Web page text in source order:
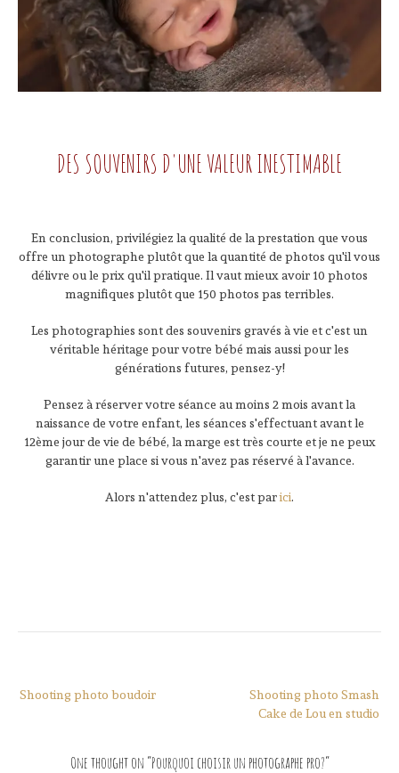
DES SOUVENIRS D'UNE VALEUR INESTIMABLE
En conclusion, privilégiez la qualité de la prestation que vous
offre un photographe plutôt que la quantité de photos qu'il vous
délivre ou le prix qu'il pratique. Il vaut mieux avoir 10 photos
magnifiques plutôt que 150 photos pas terribles.
Les photographies sont des souvenirs gravés à vie et c'est un
véritable héritage pour votre bébé mais aussi pour les
générations futures, pensez-y!
Pensez à réserver votre séance au moins 2 mois avant la
naissance de votre enfant, les séances s'effectuant avant le
12ème jour de vie de bébé, la marge est très courte et je ne peux
garantir une place si vous n'avez pas réservé à l'avance.
Alors n'attendez plus, c'est parici.
de
Shooting photo Smash
Cake de Lou en studio
Shooting photo boudoir
One thought on “Pourquoi choisir un photographe pro?”